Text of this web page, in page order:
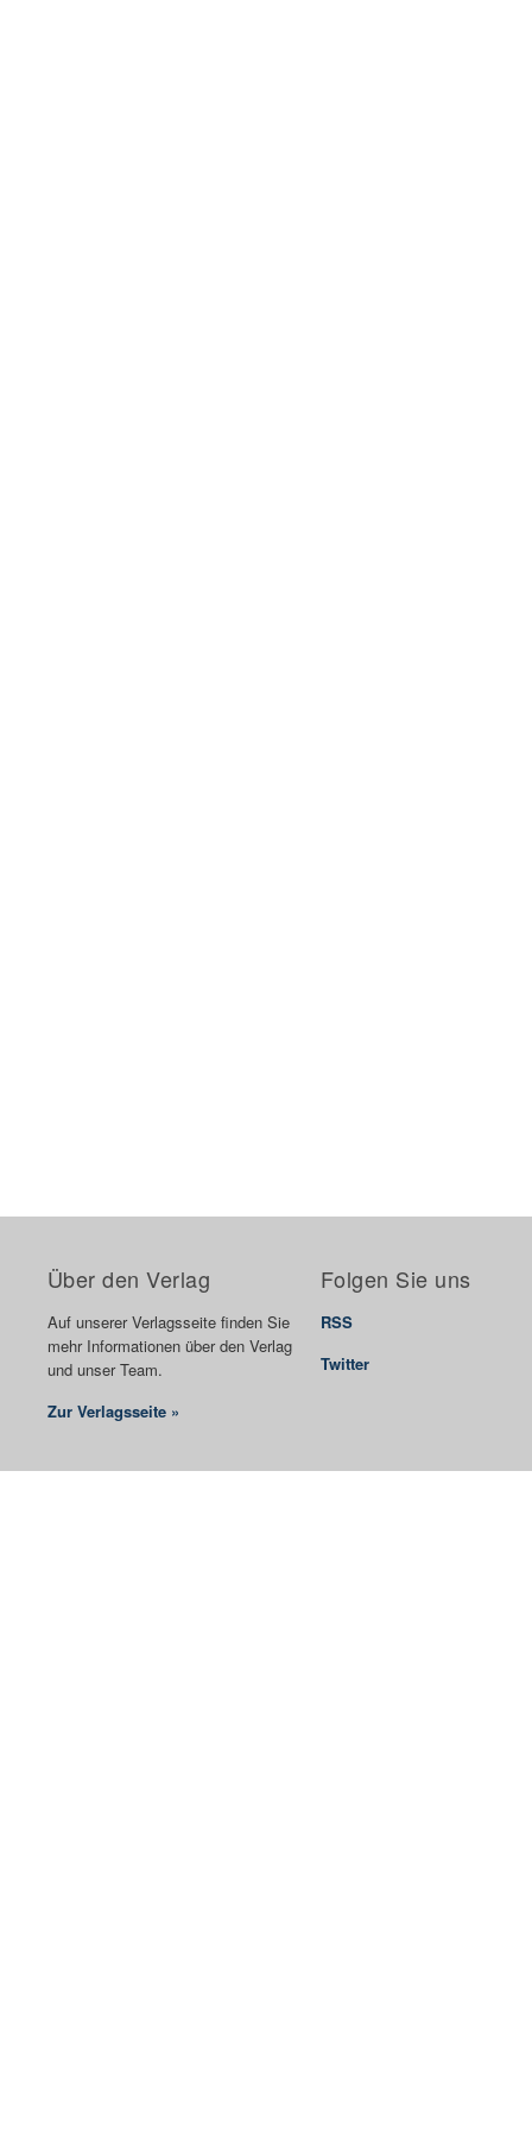
Über den Verlag
Auf unserer Verlagsseite finden Sie
mehr Informationen über den Verlag
und unser Team.
Zur Verlagsseite »
Folgen Sie uns
RSS
Twitter